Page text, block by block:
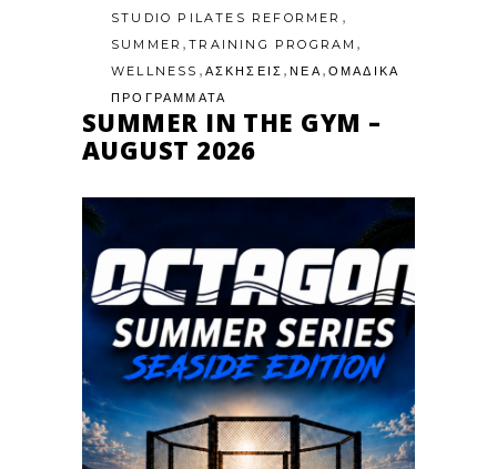
STUDIO PILATES REFORMER ,
SUMMER ,TRAINING PROGRAM ,
WELLNESS , ΑΣΚΗΣΕΙΣ ,ΝΕΑ , ΟΜΑΔΙΚΑ
ΠΡΟΓΡΑΜΜΑΤΑ
SUMMER IN THE GYM –
AUGUST 2026